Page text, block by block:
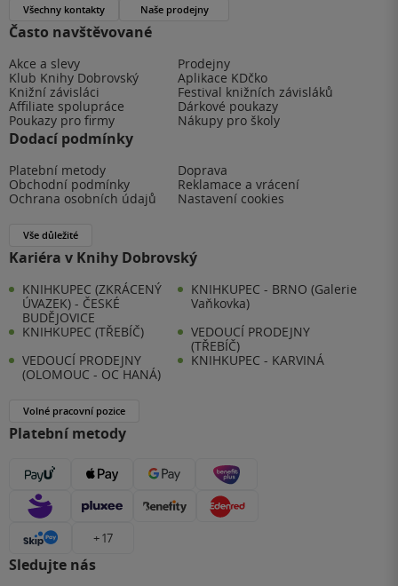
Často navštěvované
Akce a slevy
Prodejny
Klub Knihy Dobrovský
Aplikace KDčko
Knižní závisláci
Festival knižních závisláků
Affiliate spolupráce
Dárkové poukazy
Poukazy pro firmy
Nákupy pro školy
Dodací podmínky
Platební metody
Doprava
Obchodní podmínky
Reklamace a vrácení
Ochrana osobních údajů
Nastavení cookies
Vše důležité
Kariéra v Knihy Dobrovský
KNIHKUPEC (ZKRÁCENÝ
ÚVAZEK) - ČESKÉ
BUDĚJOVICE
KNIHKUPEC - BRNO (Galerie
Vaňkovka)
KNIHKUPEC (TŘEBÍČ)
VEDOUCÍ PRODEJNY
(TŘEBÍČ)
VEDOUCÍ PRODEJNY
(OLOMOUC - OC HANÁ)
KNIHKUPEC - KARVINÁ
Volné pracovní pozice
Platební metody
+ 17
Sledujte nás
Všechny kontakty Naše prodejny